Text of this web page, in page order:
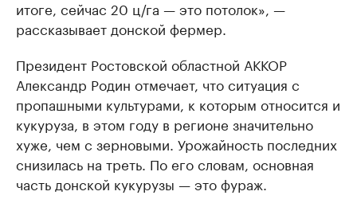
итоге, сейчас 20 ц/га — это потолок», —
рассказывает донской фермер.
Президент Ростовской областной АККОР
Александр Родин отмечает, что ситуация с
пропашными культурами, к которым относится и
кукуруза, в этом году в регионе значительно
хуже, чем с зерновыми. Урожайность последних
снизилась на треть. По его словам, основная
часть донской кукурузы — это фураж.